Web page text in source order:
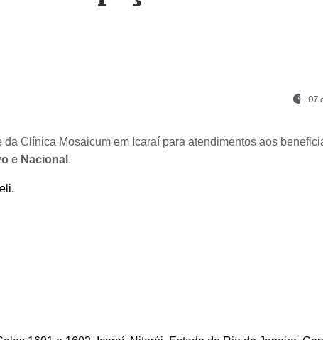
07
da Clínica Mosaicum em Icaraí para atendimentos aos
e Nacional .